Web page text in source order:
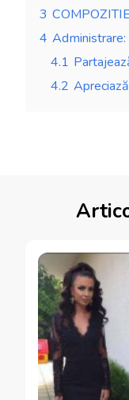
3
4 Administrare:
4.1
4.2